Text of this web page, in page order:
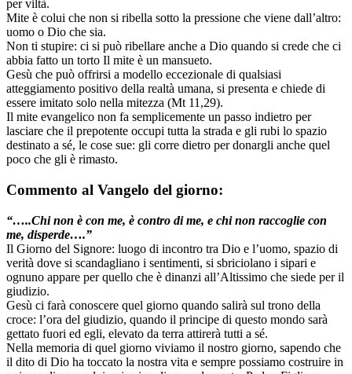
per viltà.
Mite è colui che non si ribella sotto la pressione che viene dall’altro:
uomo o Dio che sia.
Non ti stupire: ci si può ribellare anche a Dio quando si crede che ci
abbia fatto un torto Il mite è un mansueto.
Gesù che può offrirsi a modello eccezionale di qualsiasi
atteggiamento positivo della realtà umana, si presenta e chiede di
essere imitato solo nella mitezza (Mt 11,29).
Il mite evangelico non fa semplicemente un passo indietro per
lasciare che il prepotente occupi tutta la strada e gli rubi lo spazio
destinato a sé, le cose sue: gli corre dietro per donargli anche quel
poco che gli è rimasto.
Commento al Vangelo del giorno:
“…..Chi non è con me, è contro di me, e chi non raccoglie con
me, disperde….”
Il Giorno del Signore: luogo di incontro tra Dio e l’uomo, spazio di
verità dove si scandagliano i sentimenti, si sbriciolano i sipari e
ognuno appare per quello che è dinanzi all’Altissimo che siede per il
giudizio.
Gesù ci farà conoscere quel giorno quando salirà sul trono della
croce: l’ora del giudizio, quando il principe di questo mondo sarà
gettato fuori ed egli, elevato da terra attirerà tutti a sé.
Nella memoria di quel giorno viviamo il nostro giorno, sapendo che
il dito di Dio ha toccato la nostra vita e sempre possiamo costruire in